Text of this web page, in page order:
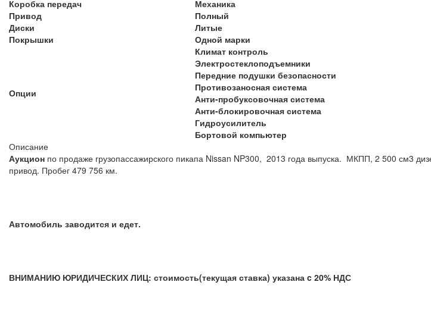
Коробка передач
Механика
Привод
Полный
Диски
Литые
Покрышки
Одной марки
Опции
Климат контроль
Электростеклоподъемники
Передние подушки безопасности
Противозаносная система
Анти-пробуксовочная система
Анти-блокировочная система
Гидроусилитель
Бортовой компьютер
Описание
Аукцион по продаже грузопассажирского пикапа Nissan NP300, 2013 года выпуска. МКПП, 2 500 см3
привод. Пробег 479 756 км.
Автомобиль заводится и едет.
ВНИМАНИЮ ЮРИДИЧЕСКИХ ЛИЦ: стоимость(текущая ставка) указана c 20% НДС